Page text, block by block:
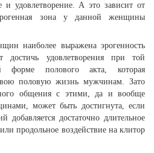
удовлетворение. А это зависит от
зона у данной женщины
наиболее выражена эрогенность
удовлетворения при той
форме полового акта, которая
половую жизнь мужчинам. Зато
общения с этими, да и вообще
может быть достигнута, если
добавляется достаточно длительное
продольное воздействие на клитор